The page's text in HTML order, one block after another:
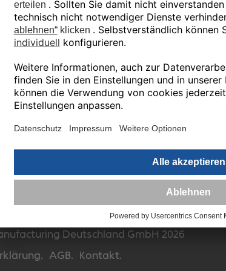
gefunden, die Ihrer Auswahl
für gewerbliche Endkunden und
MwSt.
Deutschland GmbH 2026
AGB. Kontakt.